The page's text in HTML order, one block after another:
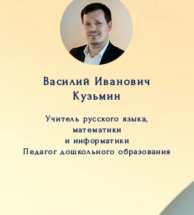
Василий Иванович
Кузьмин
Учитель русского языка,
математики
и информатики
Педагог дошкольного образования